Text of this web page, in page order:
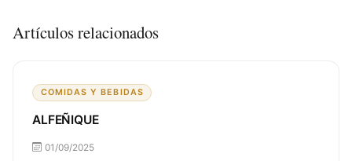
Artículos relacionados
COMIDAS Y BEBIDAS
ALFEÑIQUE
01/09/2025